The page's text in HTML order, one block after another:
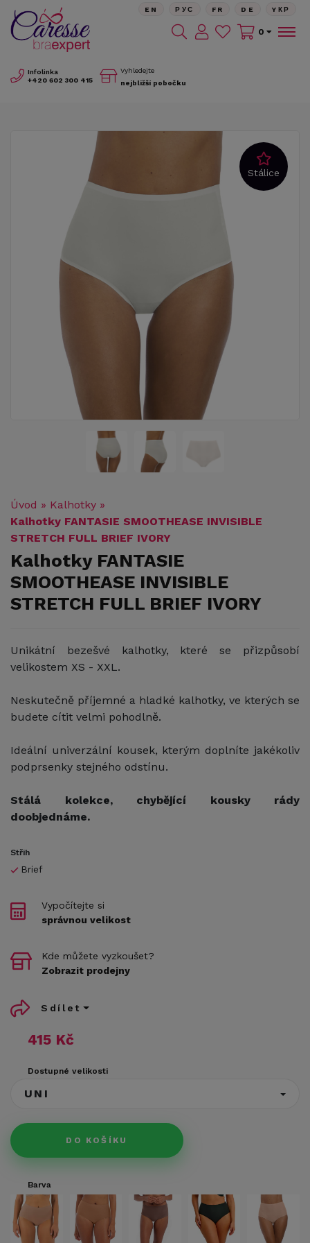
Infolinka
+420 602 300 415
Vyhledejte
nejbližší pobočku
EN РУС FR DE YКР
0
Stálice
Úvod » Kalhotky »
Kalhotky FANTASIE SMOOTHEASE INVISIBLE
STRETCH FULL BRIEF IVORY
Kalhotky FANTASIE
SMOOTHEASE INVISIBLE
STRETCH FULL BRIEF IVORY
Unikátní bezešvé kalhotky, které se přizpůsobí
velikostem XS - XXL.
Neskutečně příjemné a hladké kalhotky, ve kterých se
budete cítit velmi pohodlně.
Ideální univerzální kousek, kterým doplníte jakékoliv
podprsenky stejného odstínu.
Stálá kolekce, chybějící kousky rády
doobjednáme.
Střih
Brief
415 Kč
Dostupné velikosti
UNI
DO KOŠÍKU
Vypočítejte si
správnou velikost
Kde můžete vyzkoušet?
Zobrazit prodejny
Sdílet
Barva